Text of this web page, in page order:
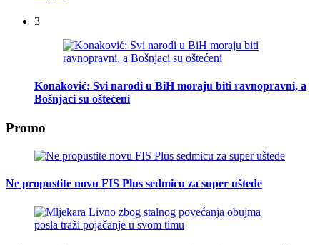
3
Konaković: Svi narodi u BiH moraju biti ravnopravni, a
Bošnjaci su oštećeni
Promo
Ne propustite novu FIS Plus sedmicu za super uštede